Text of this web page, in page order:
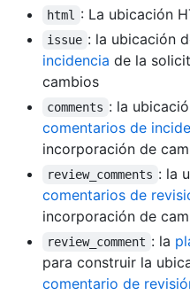
html : La ubicación
issue : la ubicación
incidencia de la
cambios
comments : la
comentarios de
incorporación de
review_comments : la
comentarios de
incorporación de
review_comment : la
para construir la
comentario de